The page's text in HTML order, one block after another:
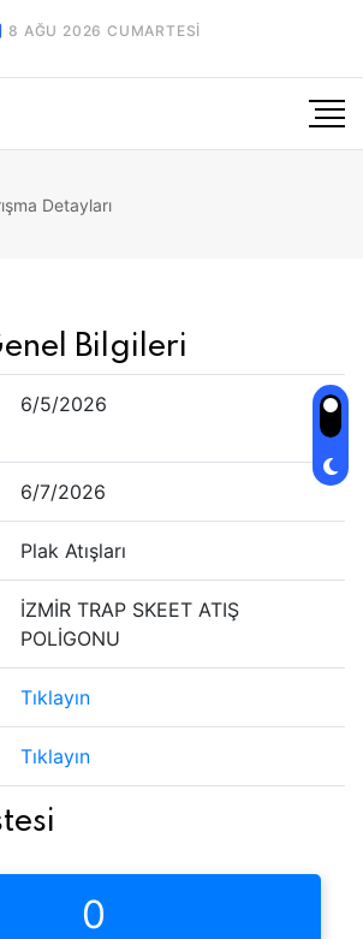
8 AĞU 2026 CUMARTESI
Detayları
Bilgileri
6/5/2026
6/7/2026
Plak Atışları
İZMİR TRAP SKEET ATIŞ
POLİGONU
Tıklayın
Tıklayın
0